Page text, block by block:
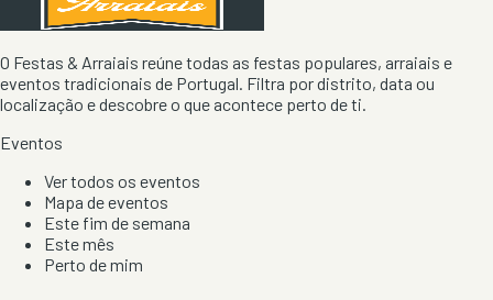
O Festas & Arraiais reúne todas as festas populares, arraiais e
eventos tradicionais de Portugal. Filtra por distrito, data ou
localização e descobre o que acontece perto de ti.
Eventos
Ver todos os eventos
Mapa de eventos
Este fim de semana
Este mês
Perto de mim